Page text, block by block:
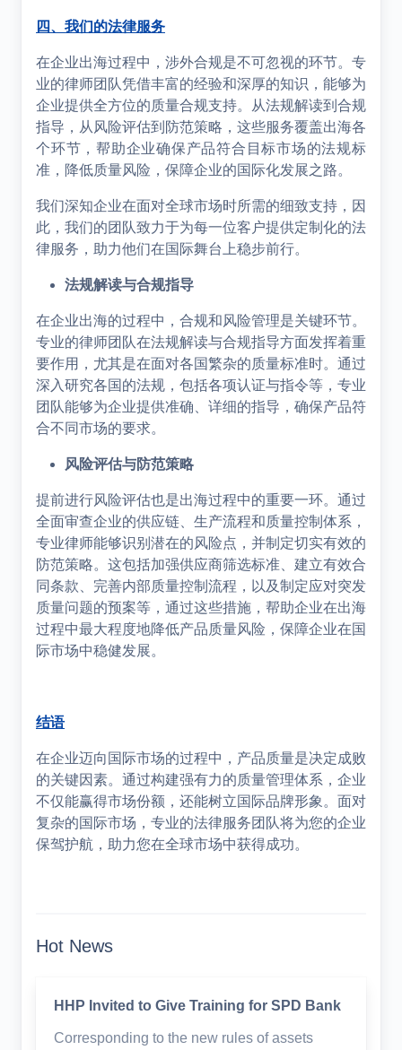
四、我们的法律服务
在企业出海过程中，涉外合规是不可忽视的环节。专
业的律师团队凭借丰富的经验和深厚的知识，能够为
企业提供全方位的质量合规支持。从法规解读到合规
指导，从风险评估到防范策略，这些服务覆盖出海各
个环节，帮助企业确保产品符合目标市场的法规标
准，降低质量风险，保障企业的国际化发展之路。
我们深知企业在面对全球市场时所需的细致支持，因
此，我们的团队致力于为每一位客户提供定制化的法
律服务，助力他们在国际舞台上稳步前行。
法规解读与合规指导
在企业出海的过程中，合规和风险管理是关键环节。
专业的律师团队在法规解读与合规指导方面发挥着重
要作用，尤其是在面对各国繁杂的质量标准时。通过
深入研究各国的法规，包括各项认证与指令等，专业
团队能够为企业提供准确、详细的指导，确保产品符
合不同市场的要求。
风险评估与防范策略
提前进行风险评估也是出海过程中的重要一环。通过
全面审查企业的供应链、生产流程和质量控制体系，
专业律师能够识别潜在的风险点，并制定切实有效的
防范策略。这包括加强供应商筛选标准、建立有效合
同条款、完善内部质量控制流程，以及制定应对突发
质量问题的预案等，通过这些措施，帮助企业在出海
过程中最大程度地降低产品质量风险，保障企业在国
际市场中稳健发展。
结语
在企业迈向国际市场的过程中，产品质量是决定成败
的关键因素。通过构建强有力的质量管理体系，企业
不仅能赢得市场份额，还能树立国际品牌形象。面对
复杂的国际市场，专业的法律服务团队将为您的企业
保驾护航，助力您在全球市场中获得成功。
Hot News
HHP Invited to Give Training for SPD Bank
Corresponding to the new rules of assets